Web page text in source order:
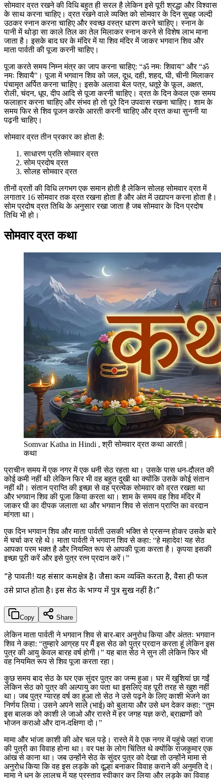
सोमवार व्रत रखने की विधि बहुत ही सरल है लेकिन इसे पूरी श्रद्धा और विश्वास
के साथ करना चाहिए। व्रत रखने वाले व्यक्ति को सोमवार के दिन सुबह जल्दी
उठकर स्नान करना चाहिए और स्वच्छ वस्त्र धारण करने चाहिए। स्नान के
पानी में थोड़ा सा काले तिल का तेल मिलाकर स्नान करने से विशेष लाभ माना
जाता है। इसके बाद घर के मंदिर में या शिव मंदिर में जाकर भगवान शिव और
माता पार्वती की पूजा करनी चाहिए।
पूजा करते समय निम्न मंत्र का जाप करना चाहिए: “ॐ नमः शिवाय” और “ॐ
नमः शिवायै”। पूजा में भगवान शिव को जल, दूध, दही, शहद, घी, चीनी मिलाकर
पंचामृत अर्पित करना चाहिए। इसके अलावा बेल पत्र, धतूरे के फूल, अक्षत,
रोली, चंदन, धूप, दीप आदि से पूजा करनी चाहिए। व्रत के दिन केवल एक समय
फलाहार करना चाहिए और संभव हो तो पूरे दिन उपवास रखना चाहिए। शाम के
समय फिर से शिव पूजन करके आरती करनी चाहिए और व्रत कथा सुननी या
पढ़नी चाहिए।
सोमवार व्रत तीन प्रकार का होता है:
साधारण प्रति सोमवार व्रत
सोम प्रदोष व्रत
सोलह सोमवार व्रत
तीनों व्रतों की विधि लगभग एक समान होती है लेकिन सोलह सोमवार व्रत में
लगातार 16 सोमवार तक व्रत रखना होता है और अंत में उद्यापन करना होता है।
सोम प्रदोष व्रत तिथि के अनुसार रखा जाता है जब सोमवार के दिन प्रदोष
तिथि भी हो।
सोमवार व्रत कथा
Somvar Katha in Hindi , श्री सोमवार व्रत कथा आरती |
कथा
प्राचीन समय में एक नगर में एक धनी सेठ रहता था। उसके पास धन-दौलत की
कोई कमी नहीं थी लेकिन फिर भी वह बहुत दुखी था क्योंकि उसके कोई संतान
नहीं थी। संतान प्राप्ति की इच्छा से वह प्रत्येक सोमवार को व्रत रखता था
और भगवान शिव की पूजा किया करता था। शाम के समय वह शिव मंदिर में
जाकर घी का दीपक जलाता था और भगवान शिव से संतान प्राप्ति का वरदान
मांगता था।
एक दिन भगवान शिव और माता पार्वती उसकी भक्ति से प्रसन्न होकर उसके बारे
में चर्चा कर रहे थे। माता पार्वती ने भगवान शिव से कहा: “हे महादेव! यह सेठ
आपका परम भक्त है और नियमित रूप से आपकी पूजा करता है। कृपया इसकी
इच्छा पूरी करें और इसे पुत्र रत्न प्रदान करें।”
“हे पार्वती! यह संसार कर्मक्षेत्र है। जैसा कर्म व्यक्ति करता है, वैसा ही फल
उसे प्राप्त होता है। इस सेठ के भाग्य में पुत्र सुख नहीं है।”
Copy Share
लेकिन माता पार्वती ने भगवान शिव से बार-बार अनुरोध किया और अंततः भगवान
शिव ने कहा: “तुम्हारे आग्रह पर मैं इस सेठ को पुत्र प्रदान करता हूं लेकिन इस
पुत्र की आयु केवल बारह वर्ष होगी।” यह बात सेठ ने सुन ली लेकिन फिर भी
वह नियमित रूप से शिव पूजा करता रहा।
कुछ समय बाद सेठ के घर एक सुंदर पुत्र का जन्म हुआ। घर में खुशियां छा गईं
लेकिन सेठ को पुत्र की अल्पायु का पता था इसलिए वह पूरी तरह से खुश नहीं
था। जब पुत्र ग्यारह वर्ष का हुआ तो सेठ ने उसे पढ़ने के लिए काशी भेजने का
निर्णय लिया। उसने अपने साले (भाई) को बुलाया और उसे धन देकर कहा: “तुम
इस बालक को काशी ले जाओ और रास्ते में हर जगह यज्ञ करो, ब्राह्मणों को
भोजन कराओ और दान-दक्षिणा दो।”
मामा और भांजा काशी की ओर चल पड़े। रास्ते में वे एक नगर में पहुंचे जहां राजा
की पुत्री का विवाह होना था। वर पक्ष के लोग चिंतित थे क्योंकि राजकुमार एक
आंख से काना था। जब उन्होंने सेठ के सुंदर पुत्र को देखा तो उन्होंने मामा से
अनुरोध किया कि वह इस लड़के को दूल्हा बनाकर विवाह कराने की अनुमति दे।
मामा ने धन के लालच में यह प्रस्ताव स्वीकार कर लिया और लड़के का विवाह